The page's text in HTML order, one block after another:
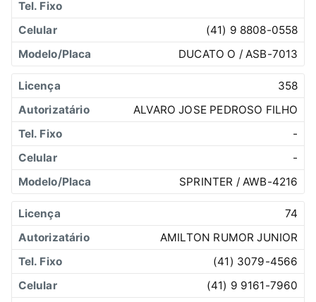
(41) 9 8808-0558
DUCATO O / ASB-7013
358
ALVARO JOSE PEDROSO FILHO
-
-
SPRINTER / AWB-4216
74
AMILTON RUMOR JUNIOR
(41) 3079-4566
(41) 9 9161-7960